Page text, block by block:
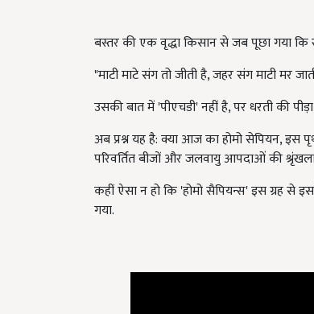
बस्तर की एक वृद्धा किसान से जब पूछा गया कि
"माटी माटे संग तो जीती है, जहर संग माटी मर
उसकी बात में 'पीएचडी' नहीं है, पर धरती की
अब प्रश्न यह है: क्या आज का होमो सेपियन, इस
परिवर्तित बीजों और जलवायु आपदाओं की
कहीं ऐसा न हो कि 'होमो सैपियन्स' इस ग्रह से
गया.